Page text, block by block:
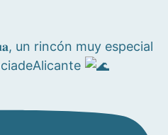
un rincón muy especial